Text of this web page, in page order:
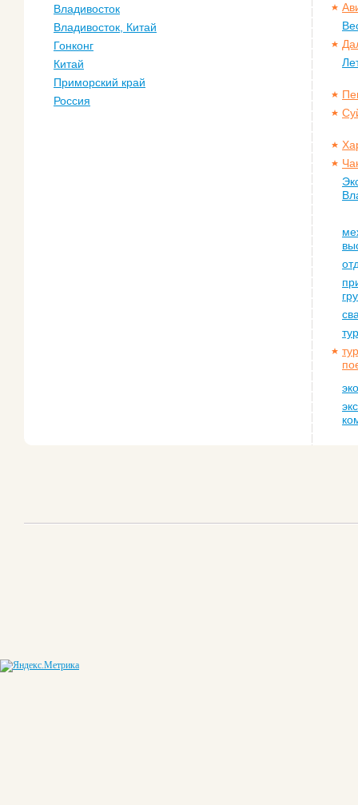
Владивосток
Владивосток, Китай
Гонконг
Китай
Приморский край
Россия